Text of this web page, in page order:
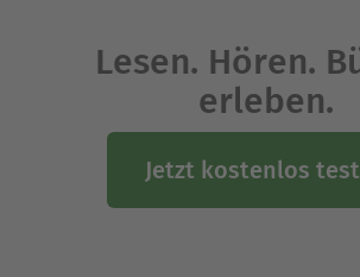
Lesen. Hören.
erleben.
Jetzt kostenlos